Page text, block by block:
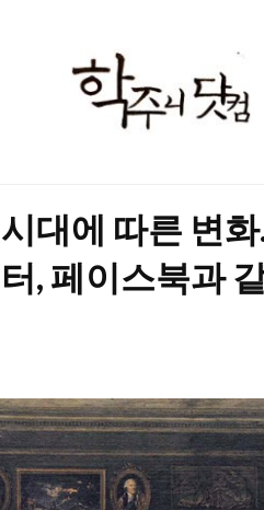
주
닷
컴
대에 따른 변
, 페이스북과